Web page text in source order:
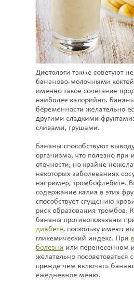
Диетологи также советуют не
бананово-молочными
именно такое сочетание
наиболее калорийно.
беременности желательно
другими сладкими
сливами, грушами.
Бананы способствуют
организма, что полезно при
отечности, но крайне
некоторых заболеваниях
например, тромбофлебите.
содержание калия в этих
способствует сгущению
риск образования тромбов.
бананы противопоказаны
диабете, поскольку имеют
гликемический индекс. При
болезни или перенесенном
желательно посоветоваться
прежде чем включать
ежедневное меню.